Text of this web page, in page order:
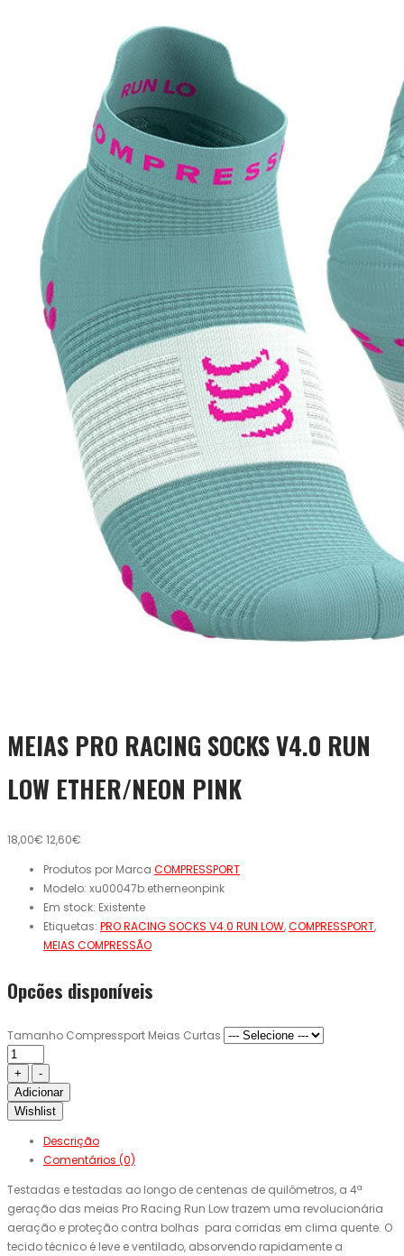
MEIAS PRO RACING SOCKS V4.0 RUN
LOW ETHER/NEON PINK
18,00€ 12,60€
Produtos por Marca COMPRESSPORT
Modelo: xu00047b.etherneonpink
Em stock: Existente
Etiquetas: PRO RACING SOCKS V4.0 RUN LOW,COMPRESSPORT,
MEIAS COMPRESSÃO
Opcões disponíveis
Tamanho Compressport Meias Curtas
Adicionar
Wishlist
Descrição
Comentários (0)
Testadas e testadas ao longo de centenas de quilômetros, a 4ª
geração das meias Pro Racing Run Low trazem uma revolucionária
aeração e proteção contra bolhas para corridas em clima quente. O
tecido técnico é leve e ventilado, absorvendo rapidamente a